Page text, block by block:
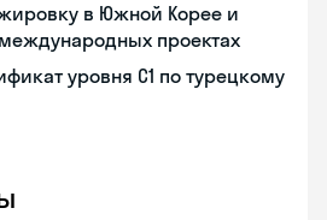
в Южной Корее и
проектах
уровня C1 по турецкому